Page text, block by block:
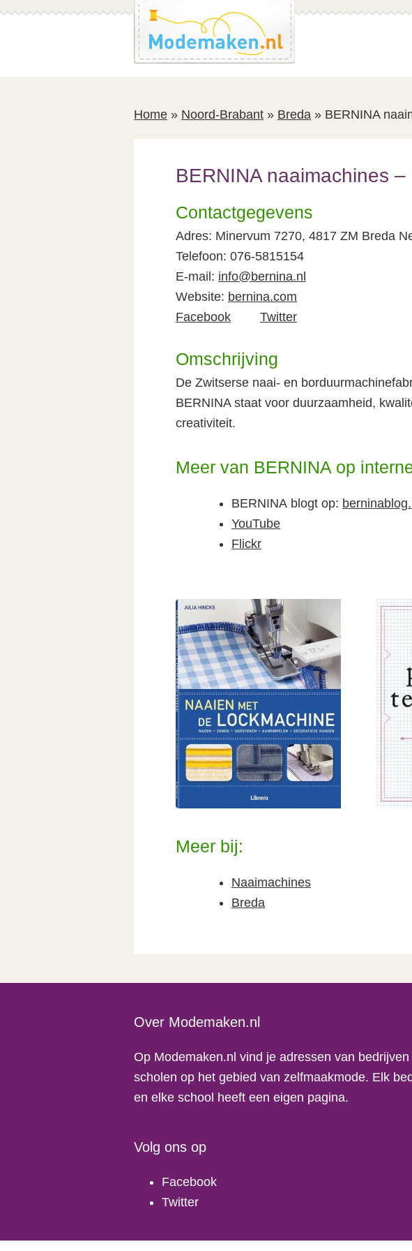
Spring
Spring
Home » Noord-Brabant » Breda » BERNINA
BERNINA naaimachines
Contactgegevens
Adres: Minervum 7270, 4817 ZM Breda
Telefoon: 076-5815154
E-mail: info@bernina.nl
Website: bernina.com
Facebook
Twitter
Omschrijving
De Zwitserse naai- en
BERNINA staat voor duurzaamheid,
creativiteit.
Meer van BERNINA op
BERNINA blogt op:
YouTube
Flickr
Leestips
Meer bij:
Naaimachines
Breda
Over Modemaken.nl
Op Modemaken.nl vind je adressen van bedrijven
scholen op het gebied van zelfmaakmode. Elk
en elke school heeft een eigen pagina.
Volg ons op
Facebook
Twitter